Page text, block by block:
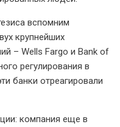
вспомним
крупнейших
– Wells Fargo и Bank of
регулирования в
банки отреагировали
компания еще в